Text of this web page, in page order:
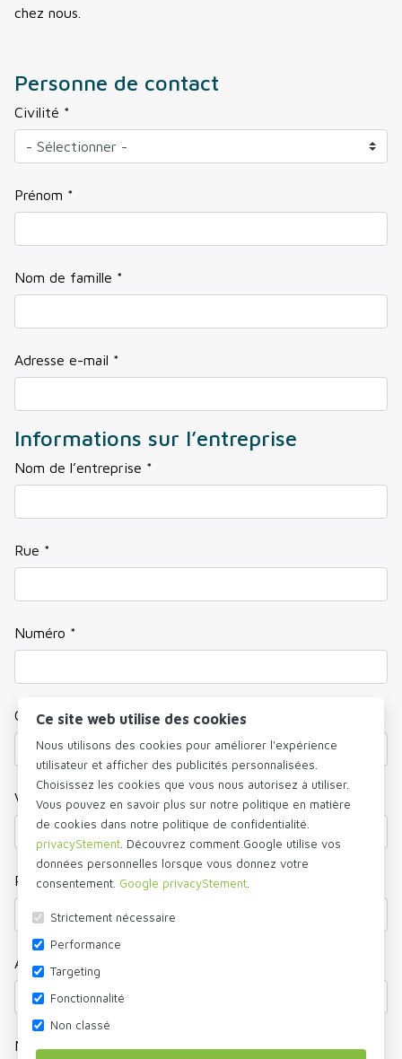
chez nous.
Personne de contact
Civilité *
Prénom *
Nom de famille *
Adresse e-mail *
Informations sur l’entreprise
Nom de l’entreprise *
Rue *
Numéro *
Code postal *
Ville
Pays *
Adresse e-mail *
Numéro de téléphone *
Ce site web utilise des cookies
Nous utilisons des cookies pour améliorer l'expérience
utilisateur et afficher des publicités personnalisées.
Choisissez les cookies que vous nous autorisez à utiliser.
Vous pouvez en savoir plus sur notre politique en matière
de cookies dans notre politique de confidentialité.
privacyStement . Découvrez comment Google utilise vos
données personnelles lorsque vous donnez votre
consentement. Google privacyStement
Strictement nécessaire
Performance
Targeting
Fonctionnalité
Non classé